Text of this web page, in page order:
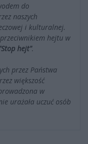
do
naszych
i kulturalnej.
hejtu w
"Stop hejt".
przez Państwa
większość
w
urażała uczuć osób